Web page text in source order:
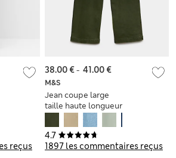
reçus
4.7
1897 les commentaires reçus
M&S
Jean coupe large
taille haute longueur
38.00 €- 41.00 €